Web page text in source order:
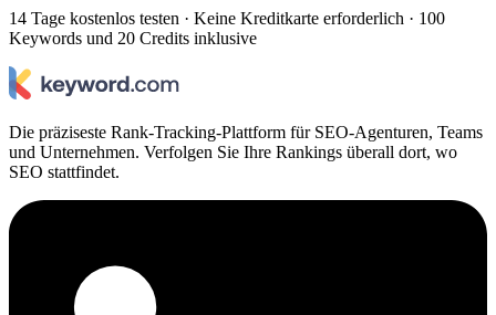
14 Tage kostenlos testen · Keine Kreditkarte erforderlich · 100
Keywords und 20 Credits inklusive
Die präziseste Rank-Tracking-Plattform für SEO-Agenturen, Teams
und Unternehmen. Verfolgen Sie Ihre Rankings überall dort, wo
SEO stattfindet.